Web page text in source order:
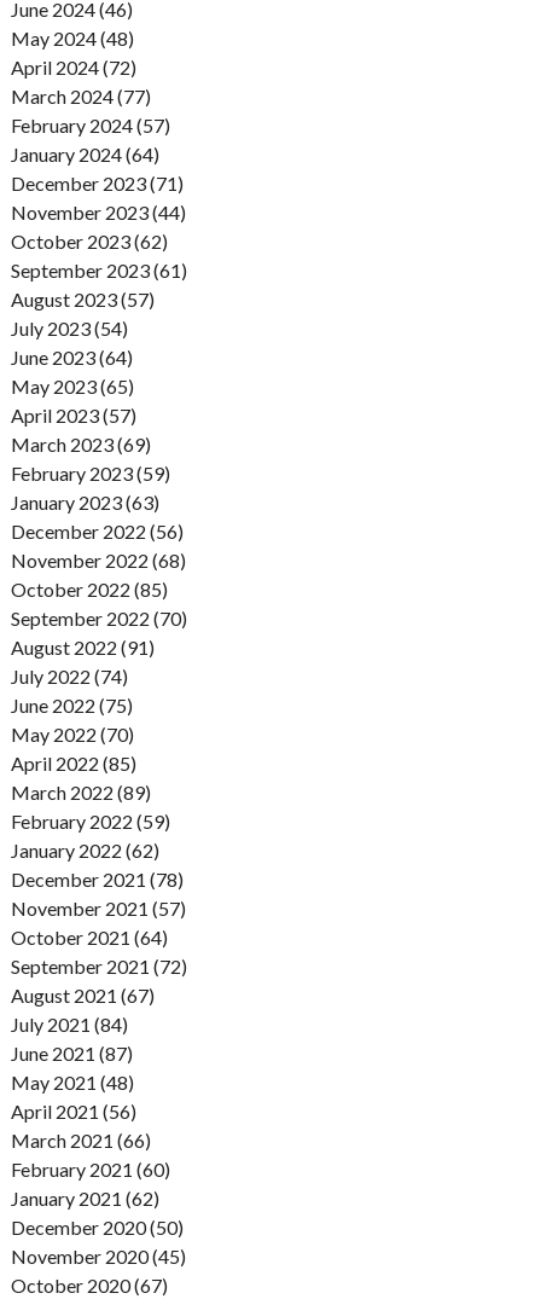
June 2024 (46)
May 2024 (48)
April 2024 (72)
March 2024 (77)
February 2024 (57)
January 2024 (64)
December 2023 (71)
November 2023 (44)
October 2023 (62)
September 2023 (61)
August 2023 (57)
July 2023 (54)
June 2023 (64)
May 2023 (65)
April 2023 (57)
March 2023 (69)
February 2023 (59)
January 2023 (63)
December 2022 (56)
November 2022 (68)
October 2022 (85)
September 2022 (70)
August 2022 (91)
July 2022 (74)
June 2022 (75)
May 2022 (70)
April 2022 (85)
March 2022 (89)
February 2022 (59)
January 2022 (62)
December 2021 (78)
November 2021 (57)
October 2021 (64)
September 2021 (72)
August 2021 (67)
July 2021 (84)
June 2021 (87)
May 2021 (48)
April 2021 (56)
March 2021 (66)
February 2021 (60)
January 2021 (62)
December 2020 (50)
November 2020 (45)
October 2020 (67)